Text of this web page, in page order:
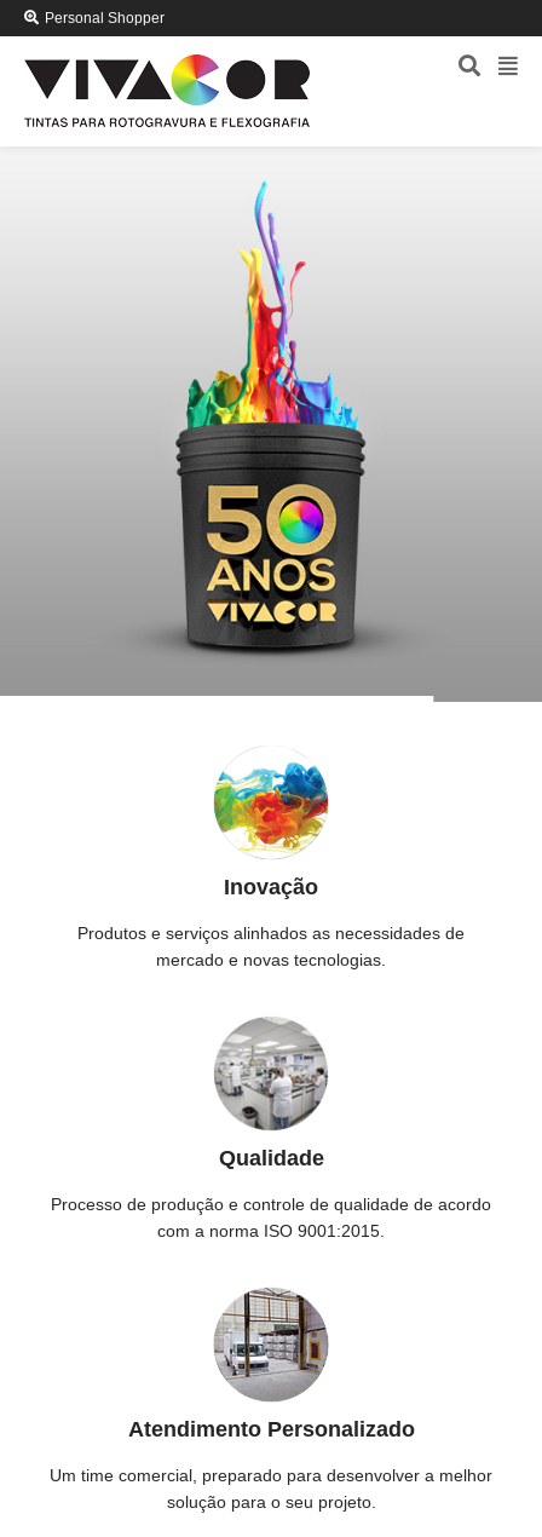
Personal Shopper
Inovação
Produtos e serviços alinhados as necessidades de
mercado e novas tecnologias.
Qualidade
Processo de produção e controle de qualidade de acordo
com a norma ISO 9001:2015.
Atendimento Personalizado
Um time comercial, preparado para desenvolver a melhor
solução para o seu projeto.